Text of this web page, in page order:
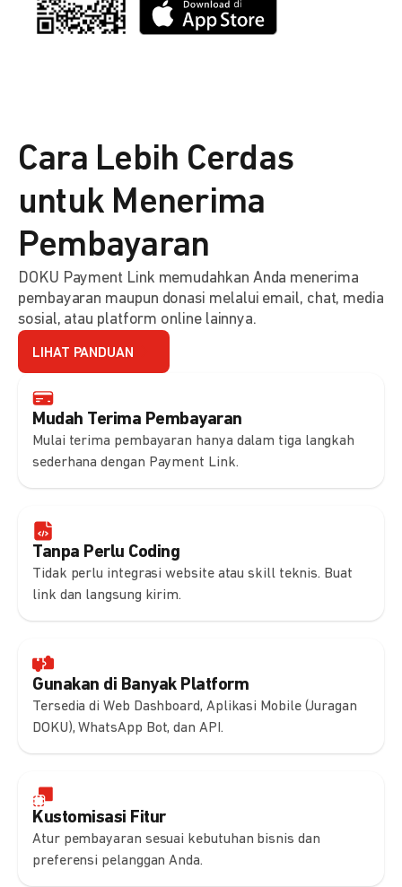
Mudah Terima Pembayaran
Mulai terima pembayaran hanya dalam tiga langkah
sederhana dengan Payment Link.
Tanpa Perlu Coding
Tidak perlu integrasi website atau skill teknis. Buat
link dan langsung kirim.
Gunakan di Banyak Platform
Tersedia di Web Dashboard, Aplikasi Mobile (Juragan
DOKU), WhatsApp Bot, dan API.
Kustomisasi Fitur
Atur pembayaran sesuai kebutuhan bisnis dan
preferensi pelanggan Anda.
Cara Lebih Cerdas
untuk Menerima
Pembayaran
DOKU Payment Link memudahkan Anda menerima
pembayaran maupun donasi melalui email, chat, media
sosial, atau platform online lainnya.
LIHAT PANDUAN